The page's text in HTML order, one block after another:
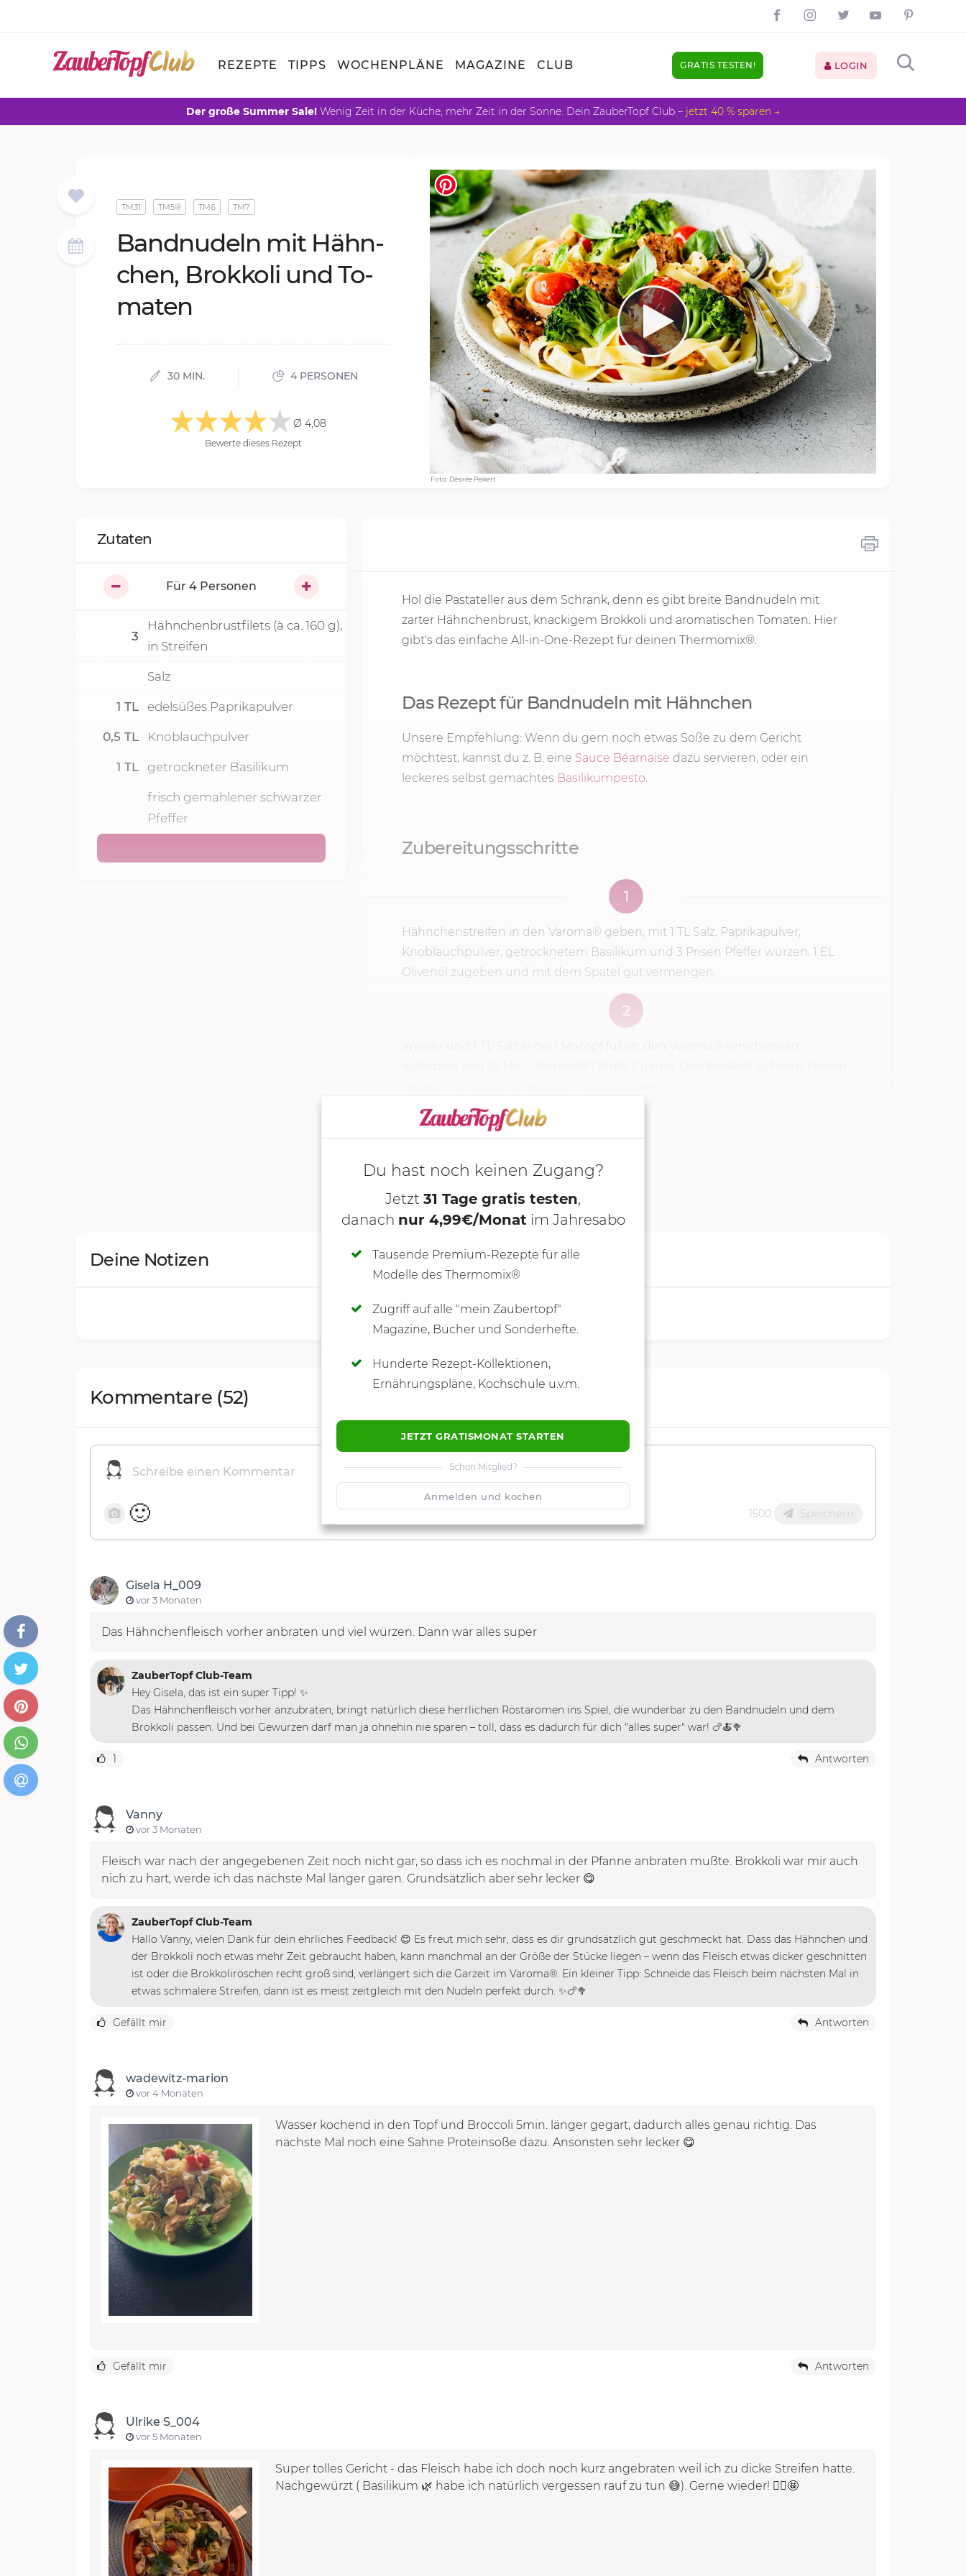
REZEPTE TIPPS WOCHENPLÄNE MAGAZINE CLUB GRATIS TESTEN! LOGIN
Der große Summer Sale! Wenig Zeit in der Küche, mehr Zeit in der Sonne. Dein ZauberTopf Club – jetzt 40 % sparen →
Foto: Désirée Peikert
TM31 TM5® TM6 TM7
Band­nu­deln mit Hähn­
chen, Brok­ko­li und To­
ma­ten
30 MIN. 4 PERSONEN
Ø 4,08
Bewerte dieses Rezept
Hol die Pastateller aus dem Schrank, denn es gibt breite Bandnudeln mit
zarter Hähnchenbrust, knackigem Brokkoli und aromatischen Tomaten. Hier
gibt's das einfache All-in-One-Rezept für deinen Thermomix®.
Das Rezept für Bandnudeln mit Hähnchen
Unsere Empfehlung: Wenn du gern noch etwas Soße zu dem Gericht
möchtest, kannst du z. B. eine Sauce Béarnaise dazu servieren, oder ein
leckeres selbst gemachtes Basilikumpesto
Zubereitungsschritte
1
Hähnchenstreifen in den Varoma® geben, mit 1 TL Salz, Paprikapulver,
Knoblauchpulver, getrocknetem Basilikum und 3 Prisen Pfeffer würzen. 1 EL
Olivenöl zugeben und mit dem Spatel gut vermengen.
2
Zutaten
Für 4 Personen
3
Hähnchenbrustfilets (à ca. 160 g),
in Streifen
Salz
1 TL edelsüßes Paprikapulver
0,5 TL Knoblauchpulver
1 TL getrockneter Basilikum
frisch gemahlener schwarzer
Pfeffer
Deine Notizen
SCHREIBE NEUE NOTIZ
Du hast noch keinen Zugang?
Jetzt 31 Tage gratis testen,
danach nur 4,99€/Monat im Jahresabo
Tausende Premium-Rezepte für alle
Modelle des Thermomix®
Zugriff auf alle "mein Zaubertopf"
Magazine, Bücher und Sonderhefte.
Hunderte Rezept-Kollektionen,
Ernährungspläne, Kochschule u.v.m.
JETZT GRATISMONAT STARTEN
Schon Mitglied?
Anmelden und kochen
Kommentare (52)
🙂 1500 Speichern
Gisela H_009
vor 3 Monaten
Das Hähnchenfleisch vorher anbraten und viel würzen. Dann war alles super
ZauberTopf Club-Team
Hey Gisela, das ist ein super Tipp! ✨
Das Hähnchenfleisch vorher anzubraten, bringt natürlich diese herrlichen Röstaromen ins Spiel, die wunderbar zu den Bandnudeln und dem
Brokkoli passen. Und bei Gewürzen darf man ja ohnehin nie sparen – toll, dass es dadurch für dich "alles super" war! 🍗🍝🥦
1 Antworten
Vanny
vor 3 Monaten
Fleisch war nach der angegebenen Zeit noch nicht gar, so dass ich es nochmal in der Pfanne anbraten mußte. Brokkoli war mir auch
nich zu hart, werde ich das nächste Mal länger garen. Grundsätzlich aber sehr lecker 😋
ZauberTopf Club-Team
Hallo Vanny, vielen Dank für dein ehrliches Feedback! 😊 Es freut mich sehr, dass es dir grundsätzlich gut geschmeckt hat. Dass das Hähnchen und
der Brokkoli noch etwas mehr Zeit gebraucht haben, kann manchmal an der Größe der Stücke liegen – wenn das Fleisch etwas dicker geschnitten
ist oder die Brokkoliröschen recht groß sind, verlängert sich die Garzeit im Varoma®. Ein kleiner Tipp: Schneide das Fleisch beim nächsten Mal in
etwas schmalere Streifen, dann ist es meist zeitgleich mit den Nudeln perfekt durch. ✨🍗🥦
Gefällt mir Antworten
wadewitz-marion
vor 4 Monaten
Wasser kochend in den Topf und Broccoli 5min. länger gegart, dadurch alles genau richtig. Das
nächste Mal noch eine Sahne Proteinsoße dazu. Ansonsten sehr lecker 😋
Gefällt mir Antworten
Ulrike S_004
vor 5 Monaten
Super tolles Gericht - das Fleisch habe ich doch noch kurz angebraten weil ich zu dicke Streifen hatte.
Nachgewürzt ( Basilikum 🌿 habe ich natürlich vergessen rauf zu tun 😅). Gerne wieder! 🙋‍♀️🤩